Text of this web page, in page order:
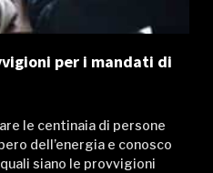
per i mandati di
le centinaia di persone
dell’energia e conosco
siano le provvigioni